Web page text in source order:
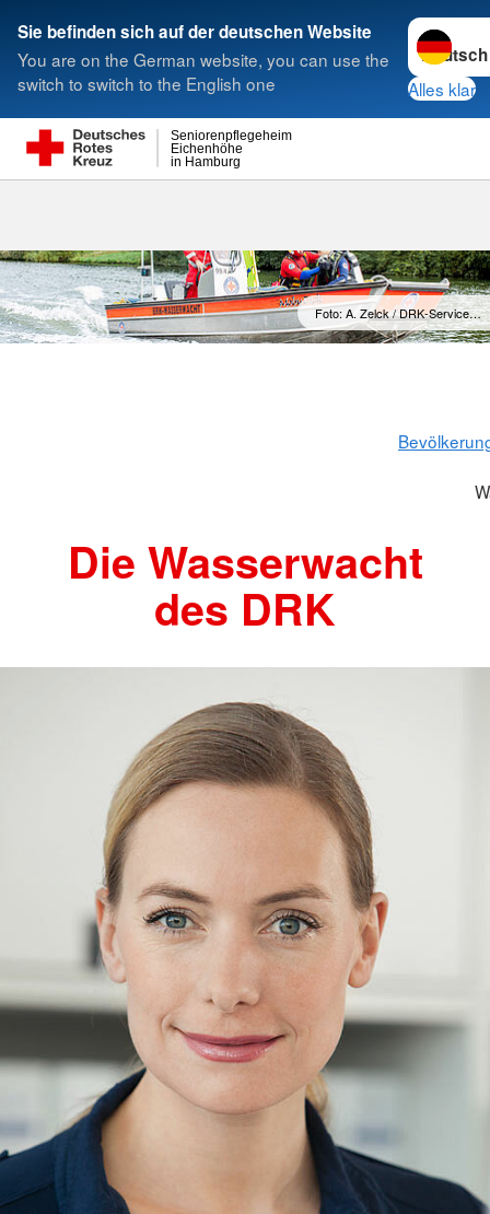
Sie befinden sich auf der deutschen Website
You are on the German website, you can use the
switch to switch to the English one
Sprache
Alles klar
in Hamburg
Eichenhöhe
Seniorenpflegeheim
Suche
Foto: A. Zelck / DRK-Service…
Die Wasserwacht
des DRK